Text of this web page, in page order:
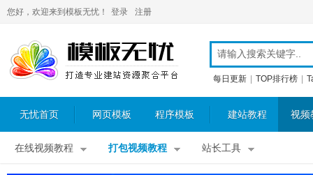
您好，欢迎来到模板无忧！ 登录 注册
每日更新 TOP排行榜
无忧首页 网页模板 程序模板 建站教程 视频
在线视频教程 打包视频教程 站长工具